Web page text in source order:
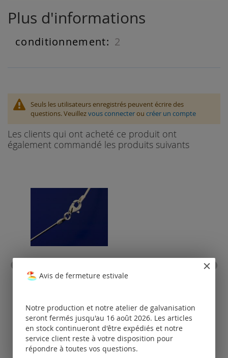
Plus d'informations
Plus
2
Seuls les utilisateurs enregistrés peuvent écrire des
questions. Veuillezvous connecterou créer un compte
Les clients qui ont acheté ce produit ont
également commandé les produits suivants
chaîne oméga avec
fermoir à mousqueton
Tarifs
disponibles
uniquement
pour les clients
enregistrés.
Avis de fermeture estivale
Notre production et notre atelier de galvanisation
seront fermés jusqu'au 16 août 2026. Les articles
en stock continueront d'être expédiés et notre
service client reste à votre disposition pour
répondre à toutes vos questions.